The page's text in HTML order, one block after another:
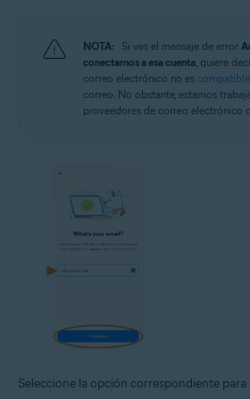
NOTA: Si ves el mensaje de error
conectarnos a esa cuenta , quiere
correo electrónico no es compatible
correo. No obstante, estamos
proveedores de correo electrónico
Seleccione la opción correspondiente